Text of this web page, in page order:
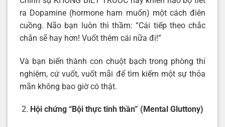
ra Dopamine (hormone ham muốn) một cách điên
cuồng. Não bạn luôn thì thầm: “Cái tiếp theo chắc
chắn sẽ hay hơn! Vuốt thêm cái nữa đi!”
Và bạn biến thành con chuột bạch trong phòng thí
nghiệm, cứ vuốt, vuốt mãi để tìm kiếm một sự thỏa
mãn không bao giờ có thật.
Hội chứng “Bội thực tinh thần” (Mental Gluttony)